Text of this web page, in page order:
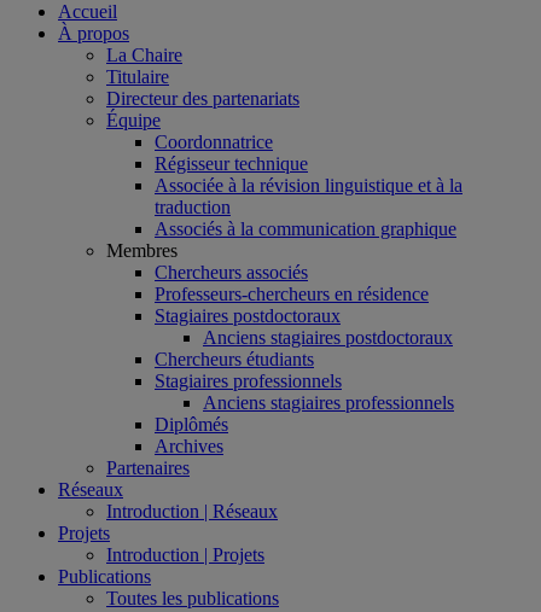
Accueil
À propos
La Chaire
Titulaire
Directeur des partenariats
Équipe
Coordonnatrice
Régisseur technique
Associée à la révision linguistique et à la
traduction
Associés à la communication graphique
Membres
Chercheurs associés
Professeurs-chercheurs en résidence
Stagiaires postdoctoraux
Anciens stagiaires postdoctoraux
Chercheurs étudiants
Stagiaires professionnels
Anciens stagiaires professionnels
Diplômés
Archives
Partenaires
Réseaux
Introduction | Réseaux
Projets
Introduction | Projets
Publications
Toutes les publications